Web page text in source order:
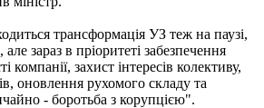
трансформація УЗ теж на паузі,
зараз в пріоритеті забезпечення
компанії, захист інтересів колективу,
оновлення рухомого складу та
- боротьба з корупцією".